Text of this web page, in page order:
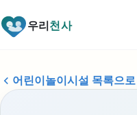
우리천사
어린이놀이시설 목록으로